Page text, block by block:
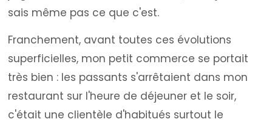
sais même pas ce que c'est.
Franchement, avant toutes ces évolutions
superficielles, mon petit commerce se portait
très bien : les passants s'arrêtaient dans mon
restaurant sur l'heure de déjeuner et le soir,
c'était une clientèle d'habitués surtout le